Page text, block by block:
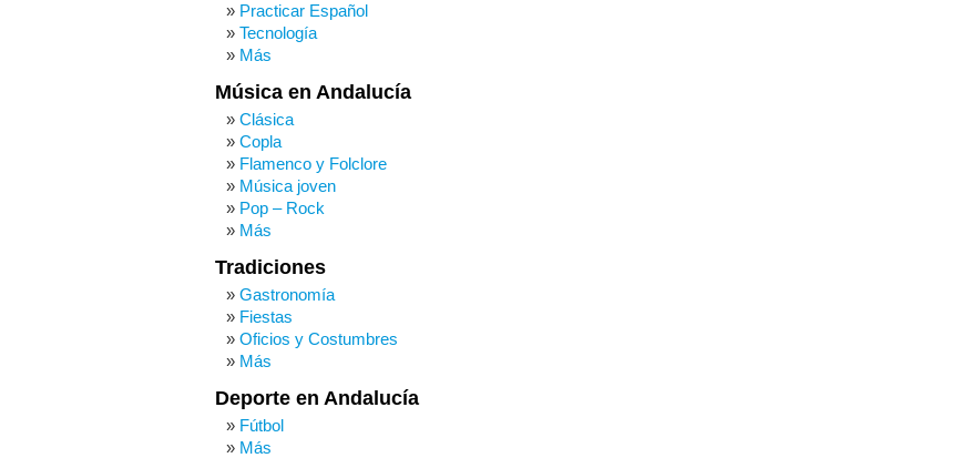
Practicar Español
Tecnología
Más
Música en Andalucía
Clásica
Copla
Flamenco y Folclore
Música joven
Pop – Rock
Más
Tradiciones
Gastronomía
Fiestas
Oficios y Costumbres
Más
Deporte en Andalucía
Fútbol
Más